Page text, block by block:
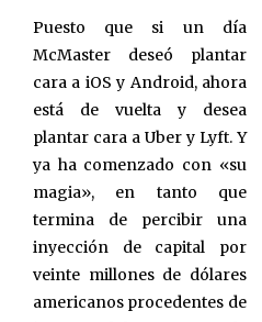
Puesto que si un día
McMaster deseó plantar
cara a iOS y Android, ahora
está de vuelta y desea
plantar cara a Uber y Lyft. Y
ya ha comenzado con «su
magia», en tanto que
termina de percibir una
inyección de capital por
veinte millones de dólares
americanos procedentes de